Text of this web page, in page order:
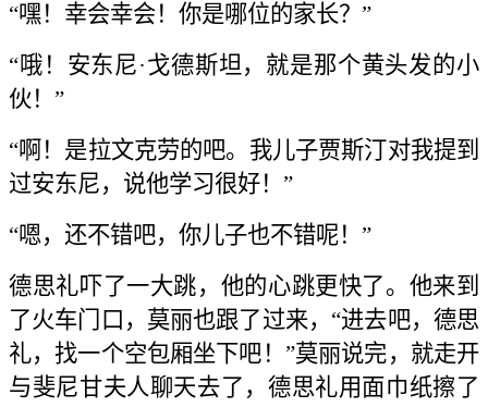
“嘿！幸会幸会！你是哪位的家长？”
“哦！安东尼·戈德斯坦，就是那个黄头发的小
伙！”
“啊！是拉文克劳的吧。我儿子贾斯汀对我提到
过安东尼，说他学习很好！”
“嗯，还不错吧，你儿子也不错呢！”
德思礼吓了一大跳，他的心跳更快了。他来到
了火车门口，莫丽也跟了过来，“进去吧，德思
礼，找一个空包厢坐下吧！”莫丽说完，就走开
与斐尼甘夫人聊天去了，德思礼用面巾纸擦了